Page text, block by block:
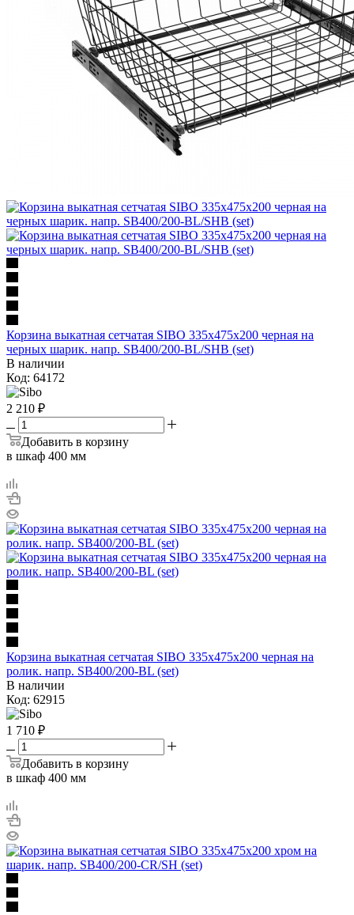
Корзина выкатная сетчатая SIBO 335х475х200 черная на
черных шарик. напр. SB400/200-BL/SHB (set)
В наличии
Код: 64172
2 210 ₽
Добавить в корзину
в шкаф 400 мм
Корзина выкатная сетчатая SIBO 335х475х200 черная на
ролик. напр. SB400/200-BL (set)
В наличии
Код: 62915
1 710 ₽
Добавить в корзину
в шкаф 400 мм